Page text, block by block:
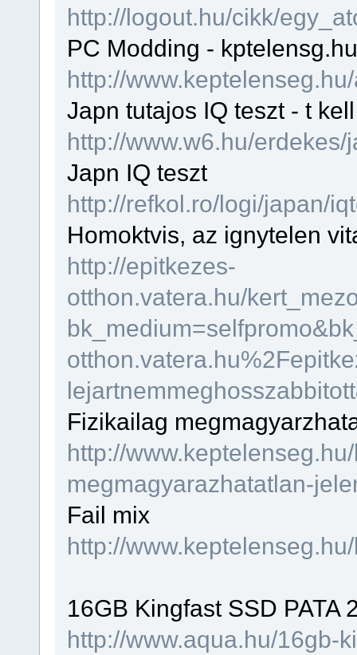
http://logout.hu/cikk/
PC Modding - kptelensg.hu
http://
Japn tutajos IQ teszt - t
http://www.w6.hu/
Japn IQ teszt
http://refkol.ro/logi/japan/
Homoktvis, az ignytelen
http://epitkezes-
otthon.vatera.hu/
Fizikailag
http://
megmagyarazhatatlan-
Fail mix
http://
16GB Kingfast SSD PATA
http://www.aqua.hu/16gb-